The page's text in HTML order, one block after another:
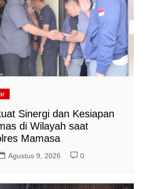
Sinergi dan Kesiapan
di Wilayah saat
Mamasa
Agustus 9, 2026 0